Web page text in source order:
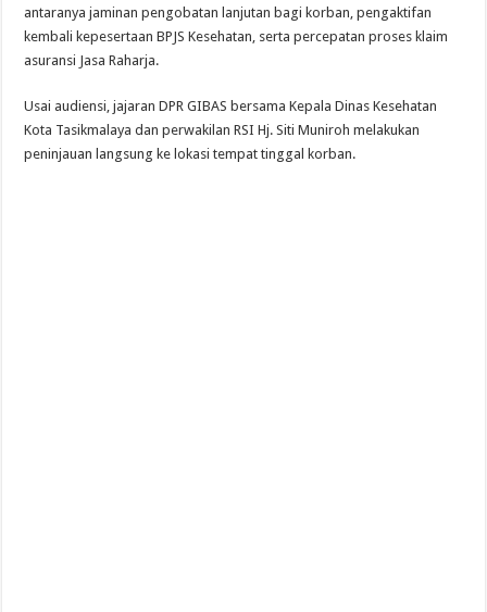
antaranya jaminan pengobatan lanjutan bagi korban, pengaktifan
kembali kepesertaan BPJS Kesehatan, serta percepatan proses klaim
asuransi Jasa Raharja.
Usai audiensi, jajaran DPR GIBAS bersama Kepala Dinas Kesehatan
Kota Tasikmalaya dan perwakilan RSI Hj. Siti Muniroh melakukan
peninjauan langsung ke lokasi tempat tinggal korban.